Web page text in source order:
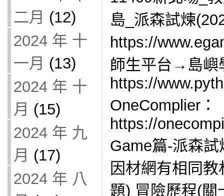
二月 (12)
2024 年 十
一月 (13)
2024 年 十
月 (15)
2024 年 九
月 (17)
2024 年 八
島_派森試煉
https://
師生平台→島嶼
https://
OneComplier：
https://
Game篇-派森
因材網有相同
題) 冒險歷程(關